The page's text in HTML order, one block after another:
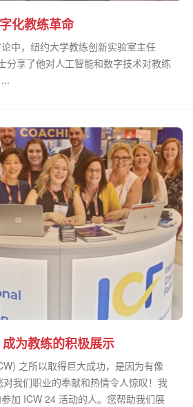
化教练革命
中，纽约大学教练创新实验室主任
分享了他对人工智能和数字技术对教练
为教练的积极展示
之所以取得巨大成功，是因为有像
我们职业的奉献和热情令人惊叹！我
加 ICW 24 活动的人。您帮助我们展